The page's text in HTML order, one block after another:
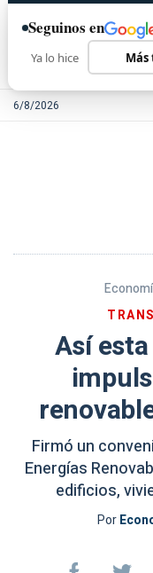
6/8/2026
Así
Firmó un
Energías
edificios,
Por
Seguinos en
Ya lo hice